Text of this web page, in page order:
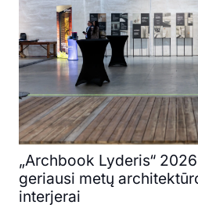
„Archbook Lyderis“
geriausi metų
interjerai